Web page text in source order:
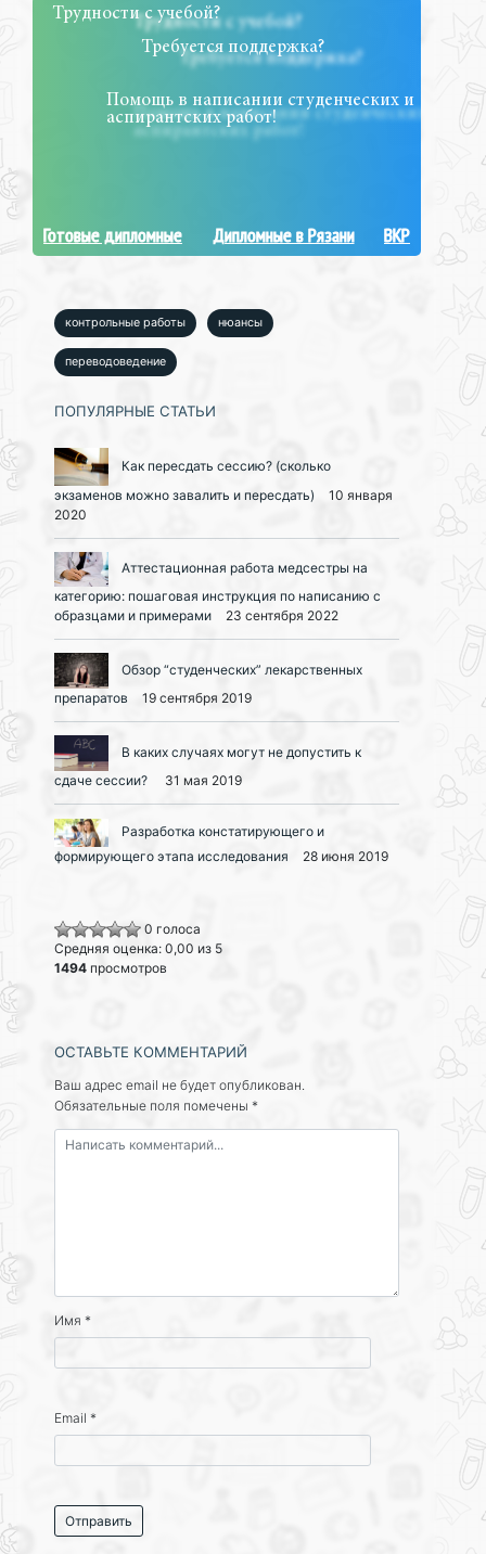
Трудности с учебой?
Требуется поддержка?
Помощь в написании студенческих и
аспирантских работ!
Готовые дипломные Дипломные в Рязани ВКР
контрольные работы нюансы
переводоведение
ПОПУЛЯРНЫЕ СТАТЬИ
Как пересдать сессию? (сколько
экзаменов можно завалить и пересдать)
10 января
2020
Аттестационная работа медсестры на
категорию: пошаговая инструкция по написанию с
образцами и примерами
23 сентября 2022
Обзор “студенческих” лекарственных
препаратов
19 сентября 2019
В каких случаях могут не допустить к
сдаче сессии?
31 мая 2019
Разработка констатирующего и
формирующего этапа исследования
28 июня 2019
0 голоса
Средняя оценка: 0,00 из 5
1494 просмотров
ОСТАВЬТЕ КОММЕНТАРИЙ
Ваш адрес email не будет опубликован.
Обязательные поля помечены *
Имя *
Email *